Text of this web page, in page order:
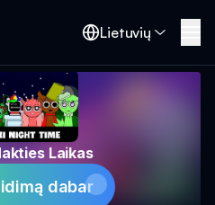
Lietuvių
Laikas
dabar